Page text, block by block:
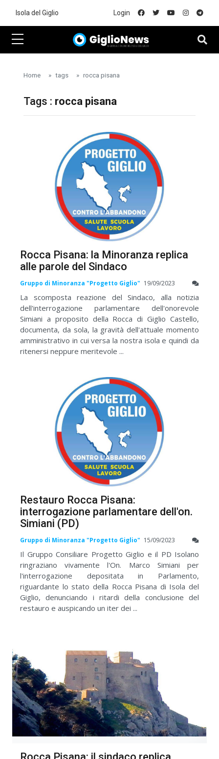
Isola del Giglio Login
Home tags rocca pisana
Tags : rocca pisana
Rocca Pisana: la Minoranza replica
alle parole del Sindaco
Gruppo di Minoranza "Progetto Giglio" 19/09/2023
La scomposta reazione del Sindaco, alla notizia
dell'interrogazione parlamentare dell'onorevole
Simiani a proposito della Rocca di Giglio Castello,
documenta, da sola, la gravità dell'attuale momento
amministrativo in cui versa la nostra isola e quindi da
ritenersi neppure meritevole ...
Restauro Rocca Pisana:
interrogazione parlamentare dell'on.
Simiani (PD)
Gruppo di Minoranza "Progetto Giglio" 15/09/2023
Il Gruppo Consiliare Progetto Giglio e il PD Isolano
ringraziano vivamente l'On. Marco Simiani per
l'interrogazione depositata in Parlamento,
riguardante lo stato della Rocca Pisana di Isola del
Giglio, denunciando i ritardi della conclusione del
restauro e auspicando un iter dei ...